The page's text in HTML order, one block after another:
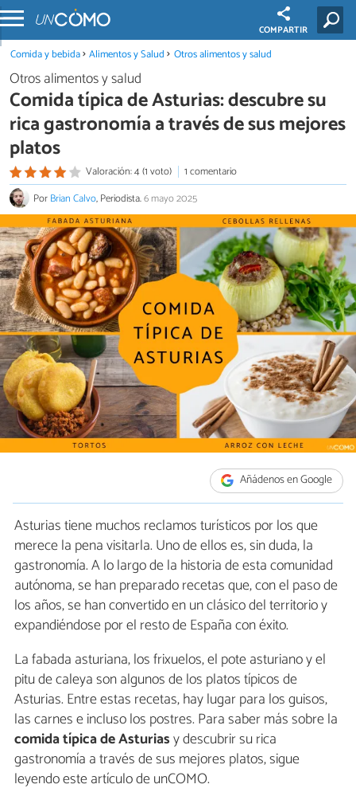
COMPARTIR
Comida y bebida Alimentos y Salud Otros alimentos y salud
Otros alimentos y salud
Comida típica de Asturias: descubre su
rica gastronomía a través de sus mejores
platos
Valoración: 4 (1 voto)
1 comentario
PorBrian Calvo, Periodista.6 mayo 2025
Añádenos en Google
Asturias tiene muchos reclamos turísticos por los que
merece la pena visitarla. Uno de ellos es, sin duda, la
gastronomía. A lo largo de la historia de esta comunidad
autónoma, se han preparado recetas que, con el paso de
los años, se han convertido en un clásico del territorio y
expandiéndose por el resto de España con éxito.
La fabada asturiana, los frixuelos, el pote asturiano y el
pitu de caleya son algunos de los platos típicos de
Asturias. Entre estas recetas, hay lugar para los guisos,
las carnes e incluso los postres. Para saber más sobre la
comida típica de Asturiasy descubrir su rica
gastronomía a través de sus mejores platos, sigue
leyendo este artículo de unCOMO.